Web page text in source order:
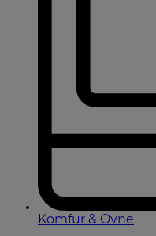
Komfur & Ovne